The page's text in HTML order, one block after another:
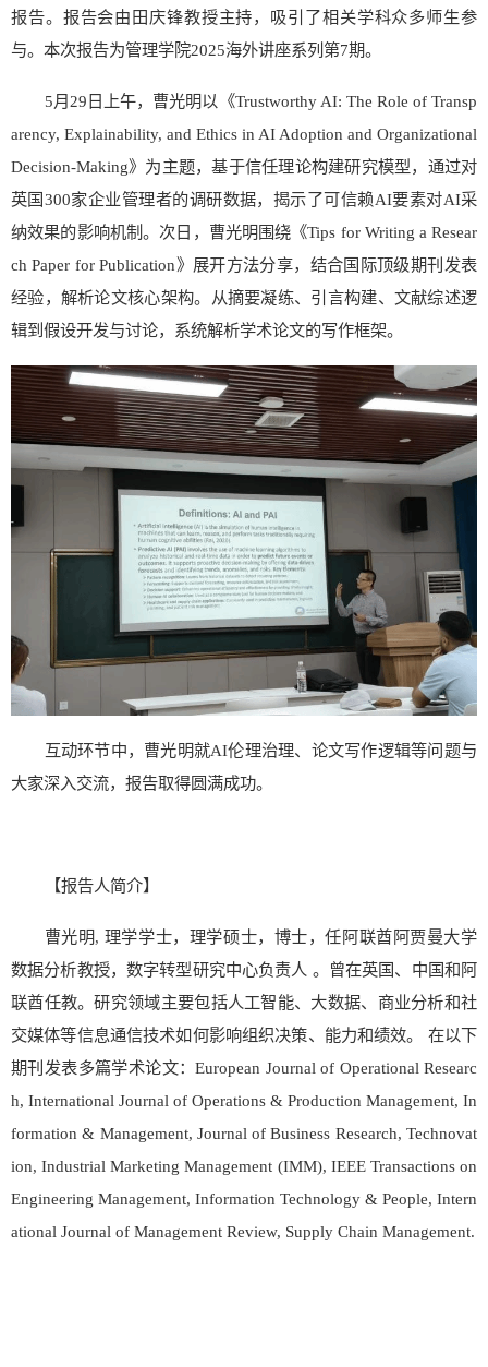
报告。报告会由田庆锋教授主持，吸引了相关学科众多师生参
与。本次报告为管理学院2025海外讲座系列第7期。
5月29日上午，曹光明以《Trustworthy AI: The Role of Transp
arency, Explainability, and Ethics in AI Adoption and Organizational
Decision-Making》为主题，基于信任理论构建研究模型，通过对
英国300家企业管理者的调研数据，揭示了可信赖AI要素对AI采
纳效果的影响机制。次日，曹光明围绕《Tips for Writing a Resear
ch Paper for Publication》展开方法分享，结合国际顶级期刊发表
经验，解析论文核心架构。从摘要凝练、引言构建、文献综述逻
辑到假设开发与讨论，系统解析学术论文的写作框架。
互动环节中，曹光明就AI伦理治理、论文写作逻辑等问题与
大家深入交流，报告取得圆满成功。
【报告人简介】
曹光明, 理学学士，理学硕士，博士，任阿联酋阿贾曼大学
数据分析教授，数字转型研究中心负责人 。曾在英国、中国和阿
联酋任教。研究领域主要包括人工智能、大数据、商业分析和社
交媒体等信息通信技术如何影响组织决策、能力和绩效。 在以下
期刊发表多篇学术论文：European Journal of Operational Researc
h, International Journal of Operations & Production Management, In
formation & Management, Journal of Business Research, Technovat
ion, Industrial Marketing Management (IMM), IEEE Transactions on
Engineering Management, Information Technology & People, Intern
ational Journal of Management Review, Supply Chain Management.